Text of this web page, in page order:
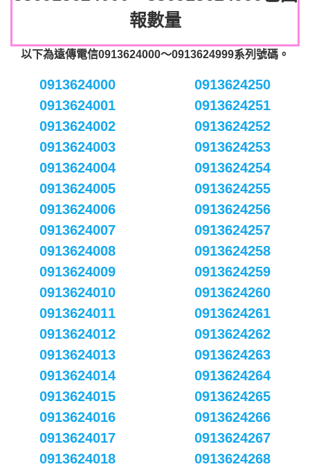
報數量
以下為遠傳電信0913624000～0913624999系列號碼。
0913624000
0913624001
0913624002
0913624003
0913624004
0913624005
0913624006
0913624007
0913624008
0913624009
0913624010
0913624011
0913624012
0913624013
0913624014
0913624015
0913624016
0913624017
0913624018
0913624250
0913624251
0913624252
0913624253
0913624254
0913624255
0913624256
0913624257
0913624258
0913624259
0913624260
0913624261
0913624262
0913624263
0913624264
0913624265
0913624266
0913624267
0913624268